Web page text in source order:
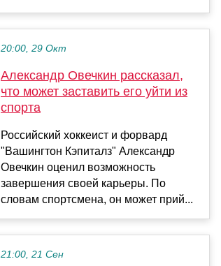
20:00, 29 Окт
Александр Овечкин рассказал,
что может заставить его уйти из
спорта
Российский хоккеист и форвард
"Вашингтон Кэпиталз" Александр
Овечкин оценил возможность
завершения своей карьеры. По
словам спортсмена, он может прий...
21:00, 21 Сен